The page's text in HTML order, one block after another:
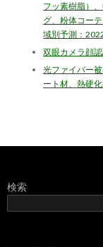
フッ素樹脂）
グ、粉体コー
域別予測：
双眼カメラ顔
光ファイバー
ート材、熱硬
検索